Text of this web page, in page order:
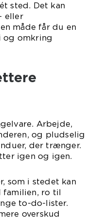
sted. Det kan
eller
måde får du en
og omkring
Arbejde,
og pludselig
der trænger.
igen og igen.
som i stedet kan
familien, ro til
to-do-lister.
overskud